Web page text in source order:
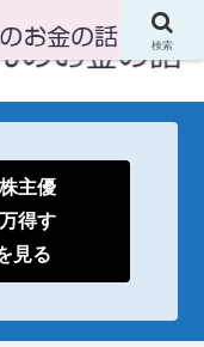
主優
得す
見る
検索